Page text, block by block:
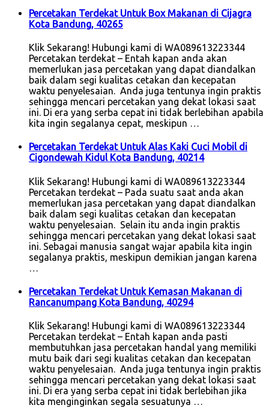
Percetakan Terdekat Untuk Box Makanan di Cijagra
Kota Bandung, 40265
Klik Sekarang! Hubungi kami di WA089613223344
Percetakan terdekat – Entah kapan anda akan
memerlukan jasa percetakan yang dapat diandalkan
baik dalam segi kualitas cetakan dan kecepatan
waktu penyelesaian. Anda juga tentunya ingin praktis
sehingga mencari percetakan yang dekat lokasi saat
ini. Di era yang serba cepat ini tidak berlebihan apabila
kita ingin segalanya cepat, meskipun …
Percetakan Terdekat Untuk Alas Kaki Cuci Mobil di
Cigondewah Kidul Kota Bandung, 40214
Klik Sekarang! Hubungi kami di WA089613223344
Percetakan terdekat – Pada suatu saat anda akan
memerlukan jasa percetakan yang dapat diandalkan
baik dalam segi kualitas cetakan dan kecepatan
waktu penyelesaian. Selain itu anda ingin praktis
sehingga mencari percetakan yang dekat lokasi saat
ini. Sebagai manusia sangat wajar apabila kita ingin
segalanya praktis, meskipun demikian jangan karena
…
Percetakan Terdekat Untuk Kemasan Makanan di
Rancanumpang Kota Bandung, 40294
Klik Sekarang! Hubungi kami di WA089613223344
Percetakan terdekat – Entah kapan anda pasti
membutuhkan jasa percetakan handal yang memiliki
mutu baik dari segi kualitas cetakan dan kecepatan
waktu penyelesaian. Anda juga tentunya ingin praktis
sehingga mencari percetakan yang dekat lokasi saat
ini. Di era yang serba cepat ini tidak berlebihan jika
kita menginginkan segala sesuatunya …